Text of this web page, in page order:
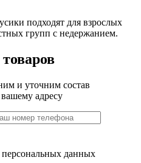
подходят для взрослых
групп с недержанием.
и уточним состав
адресу
персональных данных